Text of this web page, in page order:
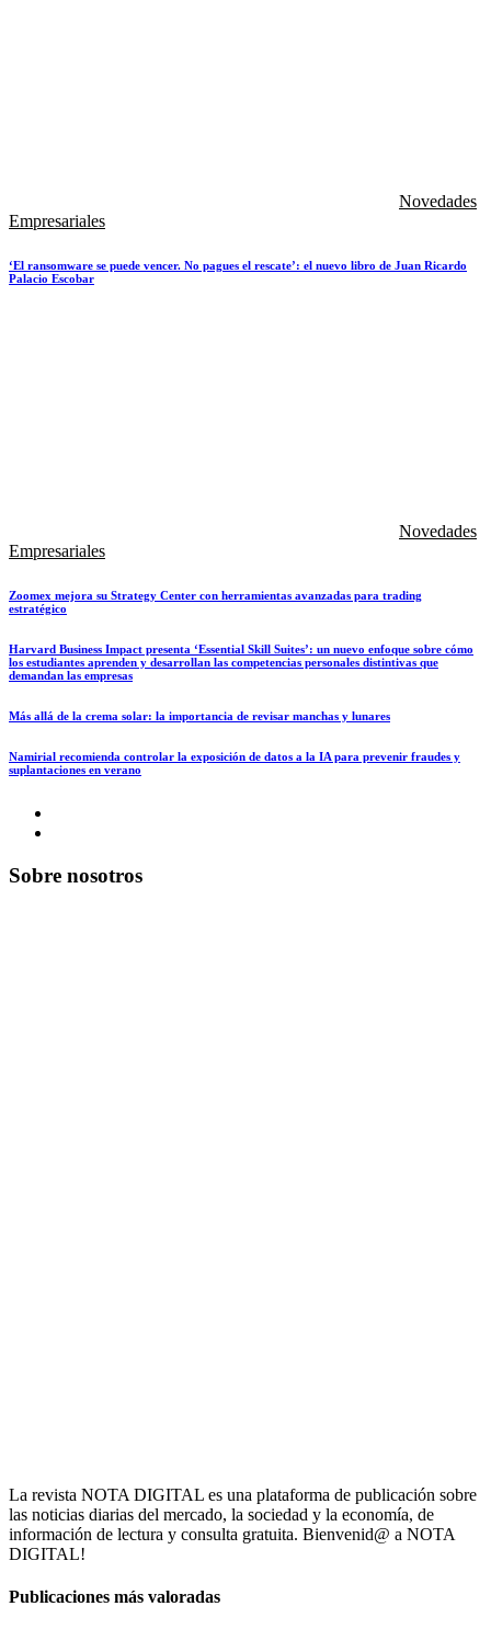
Novedades
Empresariales
‘El ransomware se puede vencer. No pagues el rescate’: el nuevo libro de Juan Ricardo
Palacio Escobar
Novedades
Empresariales
Zoomex mejora su Strategy Center con herramientas avanzadas para trading
estratégico
Harvard Business Impact presenta ‘Essential Skill Suites’: un nuevo enfoque sobre cómo
los estudiantes aprenden y desarrollan las competencias personales distintivas que
demandan las empresas
Más allá de la crema solar: la importancia de revisar manchas y lunares
Namirial recomienda controlar la exposición de datos a la IA para prevenir fraudes y
suplantaciones en verano
Sobre nosotros
La revista NOTA DIGITAL es una plataforma de publicación sobre
las noticias diarias del mercado, la sociedad y la economía, de
información de lectura y consulta gratuita. Bienvenid@ a NOTA
DIGITAL!
Publicaciones más valoradas